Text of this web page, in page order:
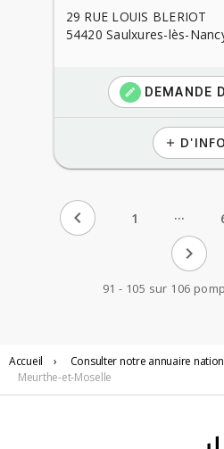
29 RUE LOUIS BLERIOT
54420 Saulxures-lès-
create DEMANDE
add
chevron_left 1 …
chevron_right
91 - 105 sur 106
Accueil › Consulter notre annuaire
Meurthe-et-Moselle